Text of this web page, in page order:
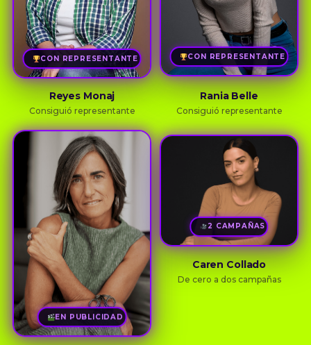
CON REPRESENTANTE
Reyes Monaj
Consiguió representante
CON REPRESENTANTE
Rania Belle
Consiguió representante
EN PUBLICIDAD
2 CAMPAÑAS
Caren Collado
De cero a dos campañas